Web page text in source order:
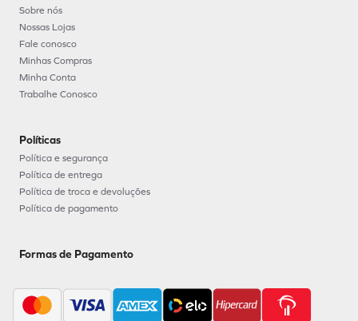
Sobre nós
Nossas Lojas
Fale conosco
Minhas Compras
Minha Conta
Trabalhe Conosco
Políticas
Política e segurança
Política de entrega
Política de troca e devoluções
Política de pagamento
Formas de Pagamento